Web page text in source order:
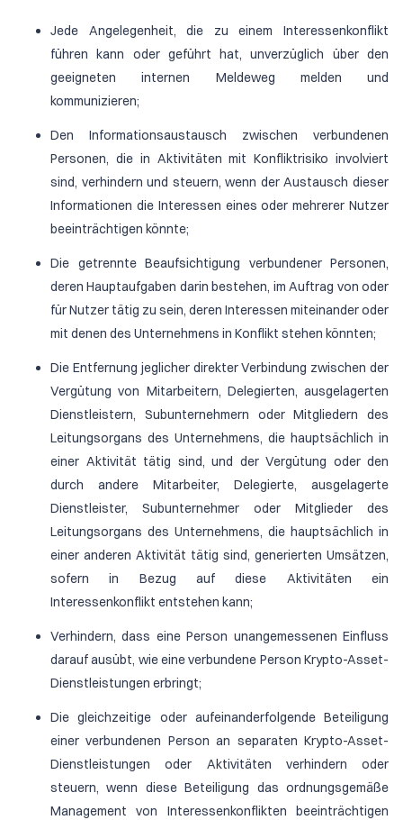
Jede Angelegenheit, die zu einem Interessenkonflikt
führen kann oder geführt hat, unverzüglich über den
geeigneten internen Meldeweg melden und
kommunizieren;
Den Informationsaustausch zwischen verbundenen
Personen, die in Aktivitäten mit Konfliktrisiko involviert
sind, verhindern und steuern, wenn der Austausch dieser
Informationen die Interessen eines oder mehrerer Nutzer
beeinträchtigen könnte;
Die getrennte Beaufsichtigung verbundener Personen,
deren Hauptaufgaben darin bestehen, im Auftrag von oder
für Nutzer tätig zu sein, deren Interessen miteinander oder
mit denen des Unternehmens in Konflikt stehen könnten;
Die Entfernung jeglicher direkter Verbindung zwischen der
Vergütung von Mitarbeitern, Delegierten, ausgelagerten
Dienstleistern, Subunternehmern oder Mitgliedern des
Leitungsorgans des Unternehmens, die hauptsächlich in
einer Aktivität tätig sind, und der Vergütung oder den
durch andere Mitarbeiter, Delegierte, ausgelagerte
Dienstleister, Subunternehmer oder Mitglieder des
Leitungsorgans des Unternehmens, die hauptsächlich in
einer anderen Aktivität tätig sind, generierten Umsätzen,
sofern in Bezug auf diese Aktivitäten ein
Interessenkonflikt entstehen kann;
Verhindern, dass eine Person unangemessenen Einfluss
darauf ausübt, wie eine verbundene Person Krypto-Asset-
Dienstleistungen erbringt;
Die gleichzeitige oder aufeinanderfolgende Beteiligung
einer verbundenen Person an separaten Krypto-Asset-
Dienstleistungen oder Aktivitäten verhindern oder
steuern, wenn diese Beteiligung das ordnungsgemäße
Management von Interessenkonflikten beeinträchtigen